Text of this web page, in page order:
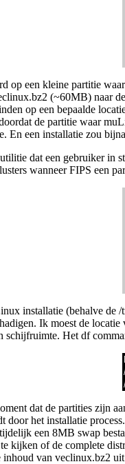
op een kleine partitie
(~60MB) naar
op een bepaalde
de partitie waar
En een installatie zou
dat een gebruiker in
wanneer FIPS een
installatie (behalve
Ik moest de
schijfruimte. Het df
dat de partities zijn
door het installatie
een 8MB swap
kijken of de complete
inhoud van veclinux.bz2